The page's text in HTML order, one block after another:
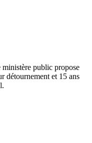
public propose
détournement et 15 ans